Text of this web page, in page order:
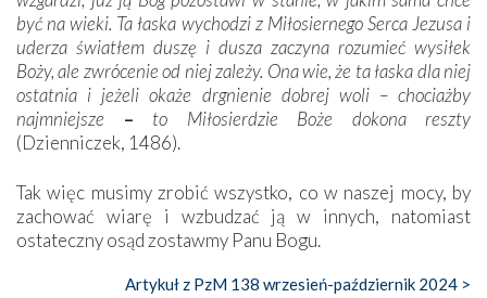
być na wieki. Ta łaska wychodzi z Miłosiernego Serca Jezusa i
uderza światłem duszę i dusza zaczyna rozumieć wysiłek
Boży, ale zwrócenie od niej zależy. Ona wie, że ta łaska dla niej
ostatnia i jeżeli okaże drgnienie dobrej woli – chociażby
najmniejsze – to Miłosierdzie Boże dokona reszty
(Dzienniczek, 1486).
Tak więc musimy zrobić wszystko, co w naszej mocy, by
zachować wiarę i wzbudzać ją w innych, natomiast
ostateczny osąd zostawmy Panu Bogu.
Artykuł z PzM 138 wrzesień-październik 2024 >